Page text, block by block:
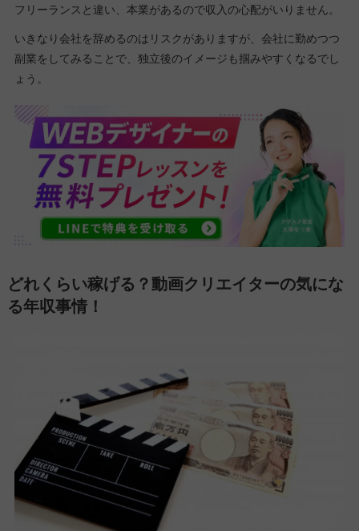
フリーランスと違い、本業があるので収入の心配がいりません。
いきなり会社を辞めるのはリスクがありますが、会社に勤めつつ
副業をしてみることで、独立後のイメージも掴みやすくなるでし
ょう。
どれくらい稼げる？動画クリエイターの気にな
る年収事情！